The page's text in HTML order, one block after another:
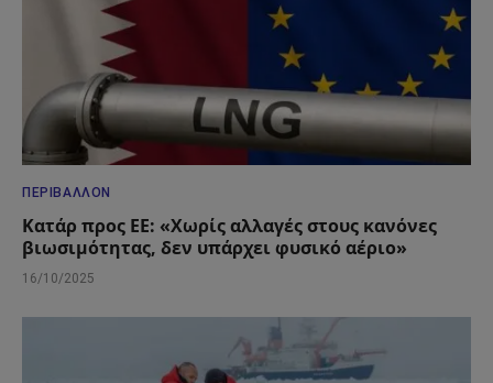
ΠΕΡΙΒΆΛΛΟΝ
Κατάρ προς ΕΕ: «Χωρίς αλλαγές στους κανόνες
βιωσιμότητας, δεν υπάρχει φυσικό αέριο»
16/10/2025